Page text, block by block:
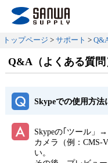
トップページ > サポート >
Q&A（よくある質問
Skypeでの使用方法
Skypeの｢ツール」
カメラ（例：CMS-
い。